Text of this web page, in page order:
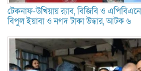
টেকনাফ-উখিয়ায় র‌্যাব, বিজিবি ও
বিপুল ইয়াবা ও নগদ টাকা উদ্ধার, আটক ৬